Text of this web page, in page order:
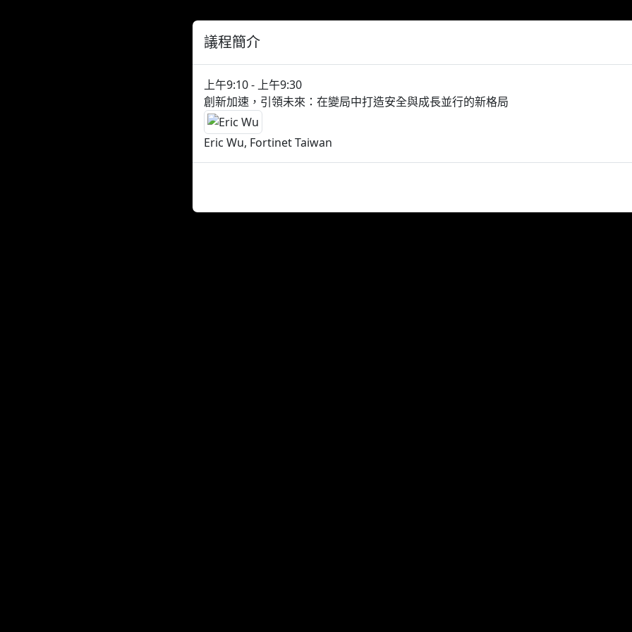
議程簡介
上午9:10 - 上午9:30
創新加速，引領未來：在變局中打造安全與成長並行的新格局
Eric Wu, Fortinet Taiwan